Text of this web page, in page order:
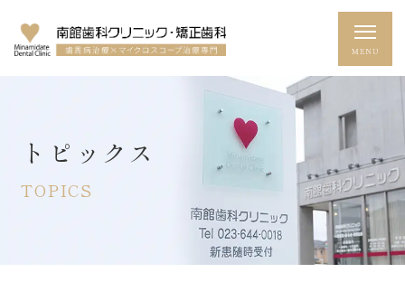
トピックス
TOPICS